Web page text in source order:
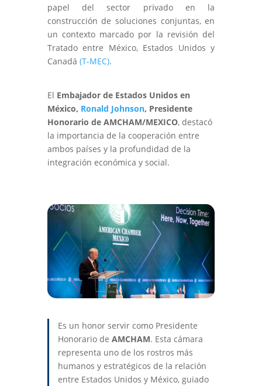
papel del sector privado en la
construcción de soluciones conjuntas, en
un contexto marcado por la revisión del
Tratado entre México, Estados Unidos y
Canadá (T-MEC).
El Embajador de Estados Unidos en
México, Ronald Johnson, Presidente
Honorario de AMCHAM/MEXICO, destacó
la importancia de la cooperación entre
ambos países y la profundidad de la
integración económica y social.
Es un honor servir como Presidente
Honorario de AMCHAM. Esta cámara
representa uno de los rostros más
humanos y estratégicos de la relación
entre Estados Unidos y México, guiado